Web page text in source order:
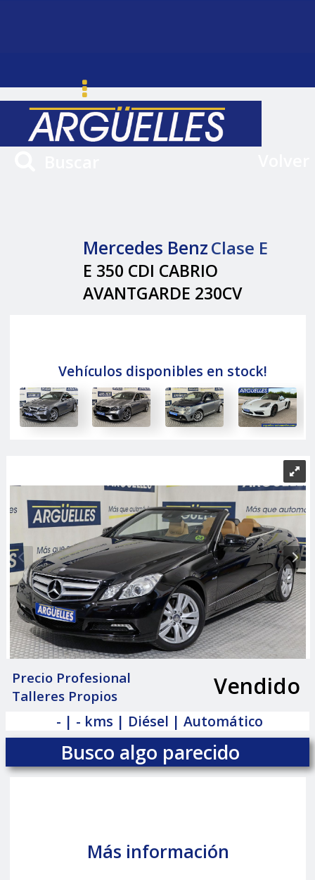
Mercedes BenzClase E
E 350 CDI CABRIO
AVANTGARDE 230CV
Vehículos disponibles en stock!
Precio Profesional
Talleres Propios
Vendido
- | - kms | Diésel | Automático
Busco algo parecido
Más información